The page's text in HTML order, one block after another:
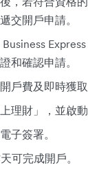
交開戶申請。
和確認申請。
戶費及即時獲取
理財」，並啟動
子簽署。
可完成開戶。